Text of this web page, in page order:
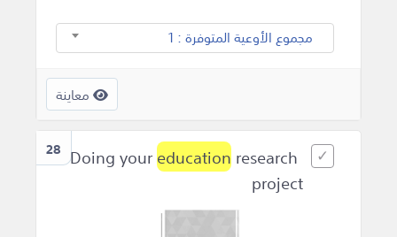
مجموع الأوعية المتوفرة : 1
معاينة
28 educationresearch
project